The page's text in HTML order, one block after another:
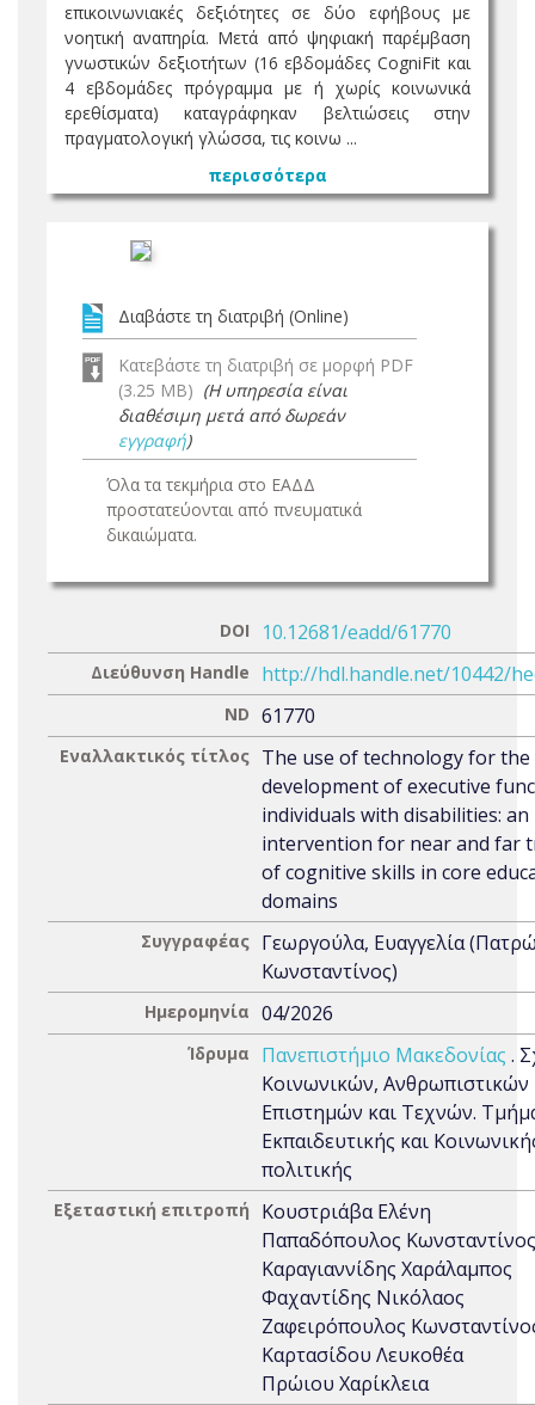
επικοινωνιακές δεξιότητες σε δύο εφήβους με
νοητική αναπηρία. Μετά από ψηφιακή παρέμβαση
γνωστικών δεξιοτήτων (16 εβδομάδες CogniFit και
4 εβδομάδες πρόγραμμα με ή χωρίς κοινωνικά
ερεθίσματα) καταγράφηκαν βελτιώσεις στην
πραγματολογική γλώσσα, τις κοινω ...
περισσότερα
Διαβάστε τη διατριβή (Online)
Κατεβάστε τη διατριβή σε μορφή PDF
(3.25 MB) (Η υπηρεσία είναι
διαθέσιμη μετά από δωρεάν
εγγραφή)
Όλα τα τεκμήρια στο ΕΑΔΔ
προστατεύονται από πνευματικά
δικαιώματα.
DOI 10.12681/eadd/61770
Διεύθυνση Handle http://hdl.handle.net/10442/
ND 61770
Εναλλακτικός τίτλος The use of technology for the
development of executive
individuals with disabilities: an
intervention for near and far
of cognitive skills in core
domains
Συγγραφέας Γεωργούλα, Ευαγγελία
Κωνσταντίνος)
Ημερομηνία 04/2026
Ίδρυμα Πανεπιστήμιο Μακεδονίας .
Κοινωνικών, Ανθρωπιστικών
Επιστημών και Τεχνών.
Εκπαιδευτικής και
πολιτικής
Εξεταστική επιτροπή
Κουστριάβα Ελένη
Παπαδόπουλος Κωνσταντίνος
Καραγιαννίδης Χαράλαμπος
Φαχαντίδης Νικόλαος
Ζαφειρόπουλος
Καρτασίδου Λευκοθέα
Πρώιου Χαρίκλεια